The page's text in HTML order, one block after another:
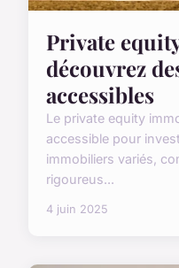
Private
découvrez
accessibles
Le private equity
accessible pour
immobiliers variés,
rigoureus...
4 juin 2025